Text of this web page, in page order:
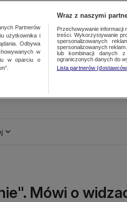
Mówi o
Partnerów
użytkownika i
Odbywa
w
w oparciu o
Wraz z naszymi
Przechowywanie informacji
treści. Wykorzystywanie
spersonalizowanych
spersonalizowanych
lub kombinacji danych z
ograniczonych danych do
Lista partnerów